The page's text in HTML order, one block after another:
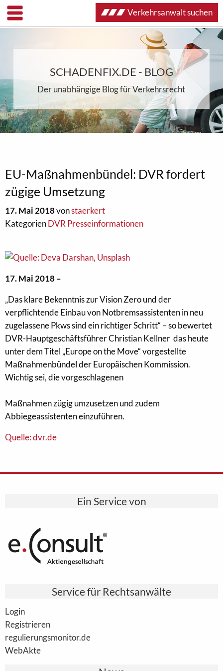
SCHADENFIX.DE - BLOG
Der unabhängige Blog für Verkehrsrecht
EU-Maßnahmenbündel: DVR fordert
zügige Umsetzung
17. Mai 2018vonstaerkert
KategorienDVR Presseinformationen
17. Mai 2018 –
„Das klare Bekenntnis zur Vision Zero und der
verpflichtende Einbau von Notbremsassistenten in neu
zugelassene Pkws sind ein richtiger Schritt“ – so bewertet
DVR-Hauptgeschäftsführer Christian Kellner das heute
unter dem Titel „Europe on the Move“ vorgestellte
Maßnahmenbündel der Europäischen Kommission.
Wichtig sei, die vorgeschlagenen
Maßnahmen zügig umzusetzen und zudem
Abbiegeassistenten einzuführen.
Quelle: dvr.de
Ein Service von
Service für Rechtsanwälte
Login
Registrieren
regulierungsmonitor.de
WebAkte
Verkehrsanwalt suchen